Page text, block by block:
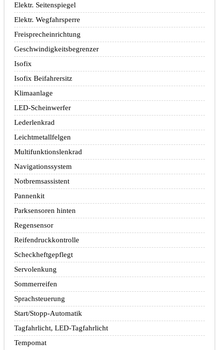
Elektr. Seitenspiegel
Elektr. Wegfahrsperre
Freisprecheinrichtung
Geschwindigkeitsbegrenzer
Isofix
Isofix Beifahrersitz
Klimaanlage
LED-Scheinwerfer
Lederlenkrad
Leichtmetallfelgen
Multifunktionslenkrad
Navigationssystem
Notbremsassistent
Pannenkit
Parksensoren hinten
Regensensor
Reifendruckkontrolle
Scheckheftgepflegt
Servolenkung
Sommerreifen
Sprachsteuerung
Start/Stopp-Automatik
Tagfahrlicht, LED-Tagfahrlicht
Tempomat